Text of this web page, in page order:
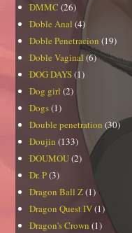
DMMC (26)
Doble Anal (4)
Doble Penetracion (19)
Doble Vaginal(6)
DOG DAYS(1)
Dog girl (2)
Dogs(1)
Double penetration (30)
Doujin (133)
DOUMOU(2)
Dr. P(3)
Dragon Ball Z(1)
Dragon Quest IV(1)
Dragon's Crown (1)